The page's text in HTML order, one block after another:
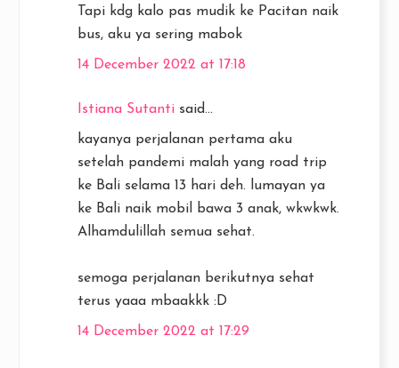
Tapi kdg kalo pas mudik ke Pacitan naik
bus, aku ya sering mabok
14 December 2022 at 17:18
Istiana Sutanti said...
kayanya perjalanan pertama aku
setelah pandemi malah yang road trip
ke Bali selama 13 hari deh. lumayan ya
ke Bali naik mobil bawa 3 anak, wkwkwk.
Alhamdulillah semua sehat.
semoga perjalanan berikutnya sehat
terus yaaa mbaakkk :D
14 December 2022 at 17:29